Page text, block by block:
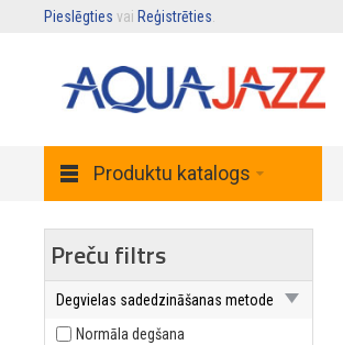
Pieslēgties vai Reģistrēties
Produktu katalogs
Preču filtrs
Degvielas sadedzināšanas metode
Normāla degšana